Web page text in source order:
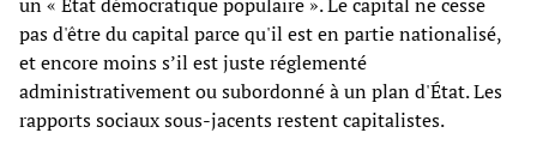
pas d'être du capital parce qu'il est en partie nationalisé,
et encore moins s’il est juste réglementé
administrativement ou subordonné à un plan d'État. Les
rapports sociaux sous-jacents restent capitalistes.